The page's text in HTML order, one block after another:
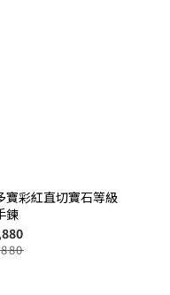
寶彩紅直切寶石等級
鍊